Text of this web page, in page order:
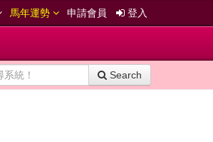
馬年運勢 申請會員 登入
Search